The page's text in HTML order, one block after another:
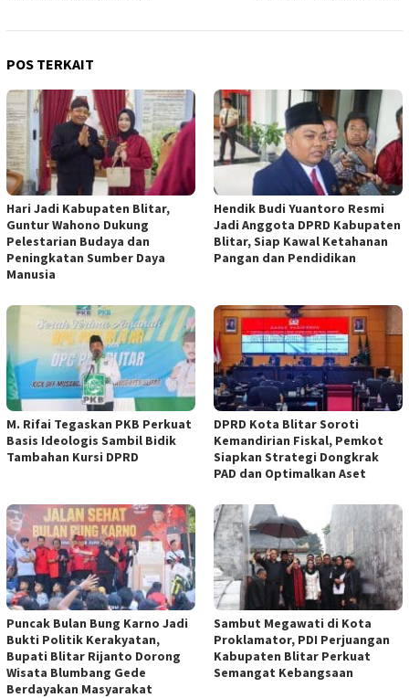
POS TERKAIT
Hari Jadi Kabupaten Blitar,
Guntur Wahono Dukung
Pelestarian Budaya dan
Peningkatan Sumber Daya
Manusia
Hendik Budi Yuantoro Resmi
Jadi Anggota DPRD Kabupaten
Blitar, Siap Kawal Ketahanan
Pangan dan Pendidikan
M. Rifai Tegaskan PKB Perkuat
Basis Ideologis Sambil Bidik
Tambahan Kursi DPRD
DPRD Kota Blitar Soroti
Kemandirian Fiskal, Pemkot
Siapkan Strategi Dongkrak
PAD dan Optimalkan Aset
Puncak Bulan Bung Karno Jadi
Bukti Politik Kerakyatan,
Bupati Blitar Rijanto Dorong
Wisata Blumbang Gede
Berdayakan Masyarakat
Sambut Megawati di Kota
Proklamator, PDI Perjuangan
Kabupaten Blitar Perkuat
Semangat Kebangsaan